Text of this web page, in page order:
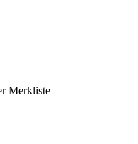
Merkliste